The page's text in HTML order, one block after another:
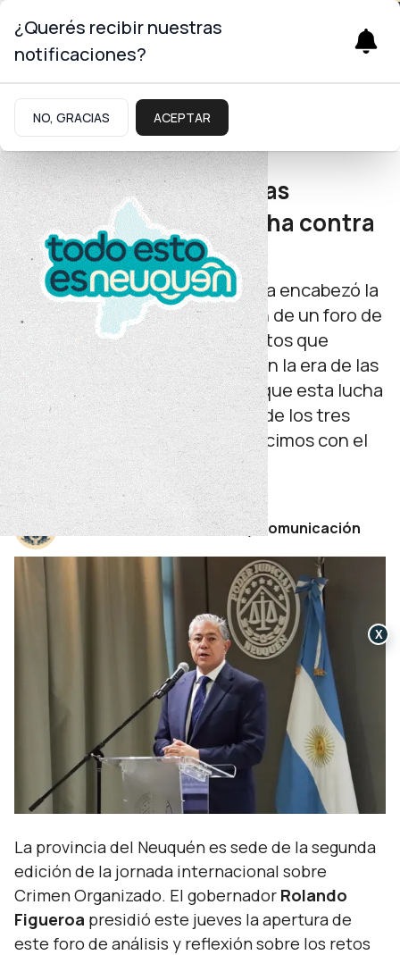
Seguridad
Foro de análisis y reflexión
Neuquén analiza nuevas
herramientas en la lucha contra
el delito
El gobernador Rolando Figueroa encabezó la
apertura de la segunda edición de un foro de
análisis y reflexión sobre los retos que
plantea el crimen organizado en la era de las
nuevas tecnologías. Remarcó que esta lucha
“requiere el acompañamiento de los tres
poderes del Estado, como lo hicimos con el
combate al microtráfico”.
jueves 25 de junio de 2026
Por Secretaría de Prensa y Comunicación
La provincia del Neuquén es sede de la segunda
edición de la jornada internacional sobre
Crimen Organizado. El gobernador Rolando
Figueroa presidió este jueves la apertura de
este foro de análisis y reflexión sobre los retos
¿Querés recibir nuestras
notificaciones?
NO, GRACIAS ACEPTAR
X